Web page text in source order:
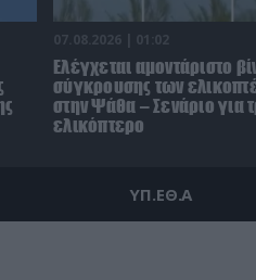
07.08.2026 | 01:02
Ελέγχεται αμοντάριστο
σύγκρουσης των
στην Ψάθα – Σενάριο για
ελικόπτερο
ΥΠ.ΕΘ.Α